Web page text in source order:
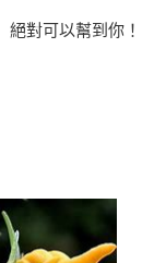
絕對可以幫到你！